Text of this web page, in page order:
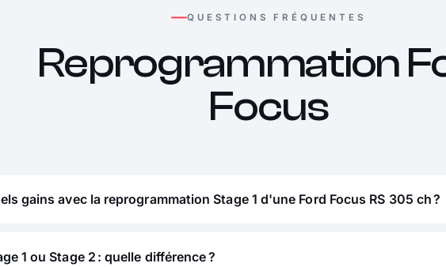
QUESTIONS FRÉQUENTES
Reprogrammation
Focus
gains avec la reprogrammation Stage 1 d'une Ford Focus RS 305 ch ?
1 ou Stage 2 : quelle différence ?